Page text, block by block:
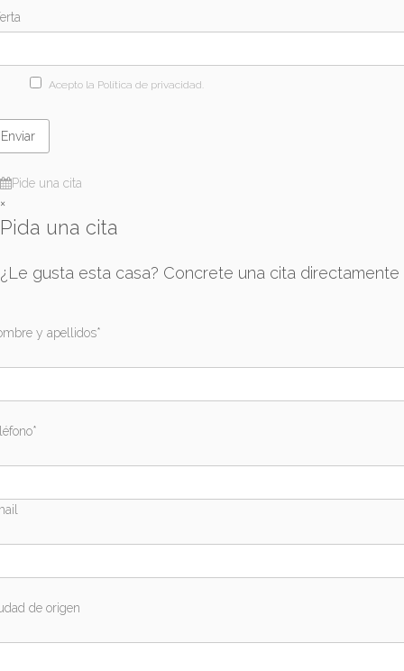
Acepto la Política de privacidad.
Pide una cita
×
Pida una cita
¿Le gusta esta casa? Concrete una cita directamente
y apellidos*
de origen